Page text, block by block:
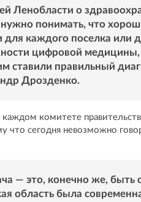
Ленобласти о
понимать, что
каждого поселка или
цифровой
ставили правильный
Дрозденко.
комитете
сегодня невозможно
— это, конечно же,
область была